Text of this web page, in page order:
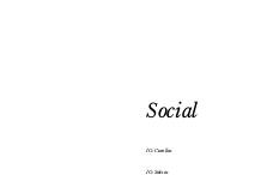
Social
IG: Cuenllas
IG: Salesas